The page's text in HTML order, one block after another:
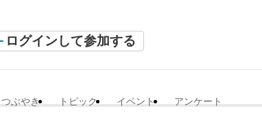
ログインして参加する
つぶやき トピック イベント アンケート